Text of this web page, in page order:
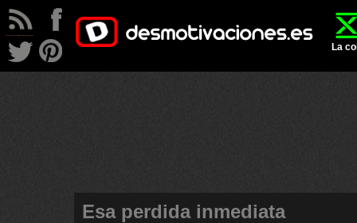
La
Esa perdida inmediata